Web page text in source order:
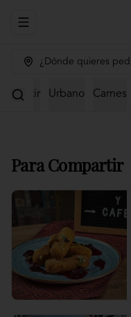
Abrir menu de
¿Dónde quieres
Urbano Carnes
Para Compartir